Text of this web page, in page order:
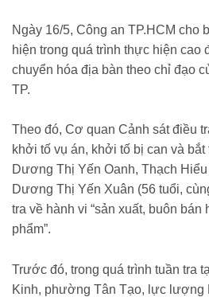
Ngày 16/5, Công an TP.HCM cho
hiện trong quá trình thực hiện cao
chuyển hóa địa bàn theo chỉ đạo
TP.
Theo đó, Cơ quan Cảnh sát điều
khởi tố vụ án, khởi tố bị can và
Dương Thị Yến Oanh, Thạch
Dương Thị Yến Xuân (56 tuổi,
tra về hành vi “sản xuất, buôn
phẩm”.
Trước đó, trong quá trình tuần tra
Kinh, phường Tân Tạo, lực lượng